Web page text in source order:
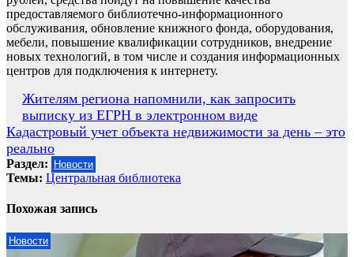
предоставляемого библиотечно-информационного
обслуживания, обновление книжного фонда, оборудования,
мебели, повышение квалификации сотрудников, внедрение
новых технологий, в том числе и создания информационных
центров для подключения к интернету.
Навигация
по
записям
Жителям региона напомнили, как запросить
выписку из ЕГРН в электронном виде
Кадастровый учет объекта недвижимости за день – это
реально
Раздел: Новости
Темы: Центральная библиотека
Похожая запись
Новости